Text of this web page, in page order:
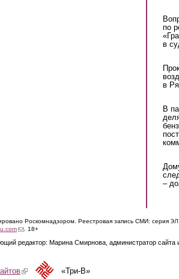
по
в
в
В
–
Роскомнадзором. Реестровая запись СМИ: серия
(link sends e-mail)
. 18+
редактор: Марина Смирнова, администратор сайта
(link is external)«Три-В»